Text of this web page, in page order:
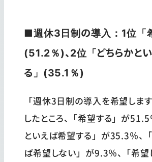
■週休3日制の導入：1位「
(51.2％)、2位「どちらかと
る」(35.1％)
「週休3日制の導入を希望しま
したところ、「希望する」が51.5
といえば希望する」が35.3％、
ば希望しない」が9.3％、「希